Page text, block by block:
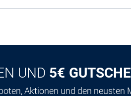
UND 5€
Aktionen und den neusten